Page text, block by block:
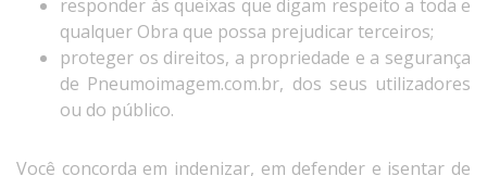
responder às queixas que digam respeito a toda e
qualquer Obra que possa prejudicar terceiros;
proteger os direitos, a propriedade e a segurança
de Pneumoimagem.com.br, dos seus utilizadores
ou do público.
Você concorda em indenizar, em defender e isentar de